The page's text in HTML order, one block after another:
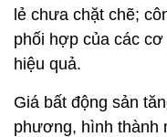
lẻ chưa chặt chẽ;
phối hợp của các
hiệu quả.
Giá bất động sản
phương, hình thành